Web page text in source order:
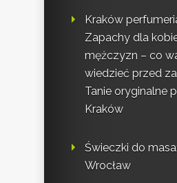
Kraków
Zapachy dla
mężczyzn – co
wiedzieć przed
Tanie oryginalne
Kraków
Świeczki do
Wrocław